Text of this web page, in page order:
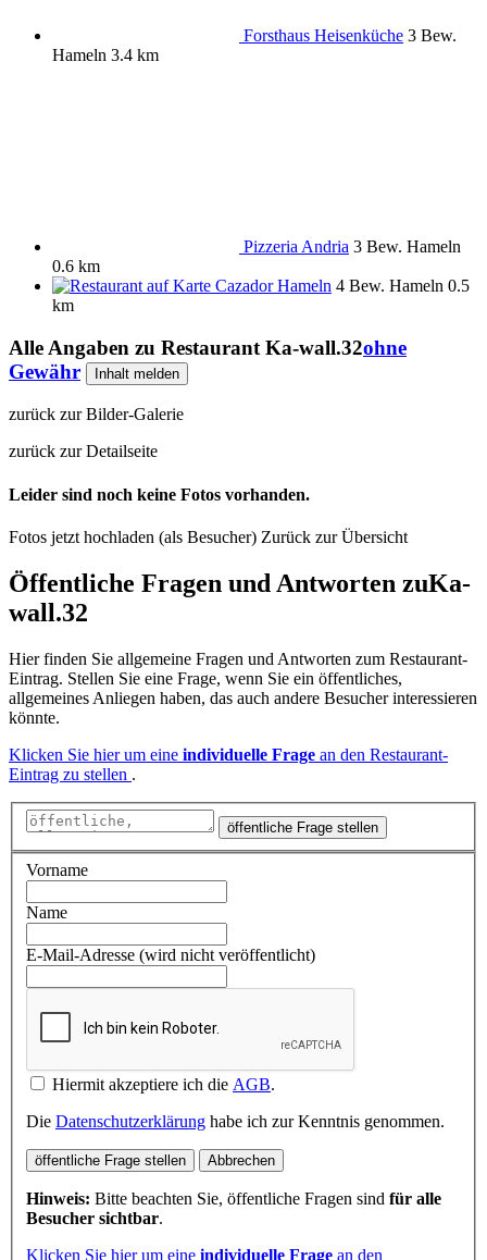
Forsthaus Heisenküche 3 Bew.
Hameln 3.4 km
Pizzeria Andria 3 Bew. Hameln
0.6 km
Cazador Hameln 4 Bew. Hameln 0.5
km
Alle Angaben zu Restaurant Ka-wall.32ohne
Gewähr
Inhalt melden
zurück zur Bilder-Galerie
zurück zur Detailseite
Leider sind noch keine Fotos vorhanden.
Fotos jetzt hochladen (als Besucher) Zurück zur Übersicht
Öffentliche Fragen und Antworten zuKa-
wall.32
Hier finden Sie allgemeine Fragen und Antworten zum Restaurant-
Eintrag. Stellen Sie eine Frage, wenn Sie ein öffentliches,
allgemeines Anliegen haben, das auch andere Besucher interessieren
könnte.
Klicken Sie hier um eine individuelle Frage an den Restaurant-
Eintrag zu stellen .
öffentliche Frage stellen
Vorname
Name
E-Mail-Adresse (wird nicht veröffentlicht)
Hiermit akzeptiere ich die AGB.
Die Datenschutzerklärung habe ich zur Kenntnis genommen.
öffentliche Frage stellen Abbrechen
Hinweis: Bitte beachten Sie, öffentliche Fragen sind für alle
Besucher sichtbar.
Klicken Sie hier um eine individuelle Frage an den